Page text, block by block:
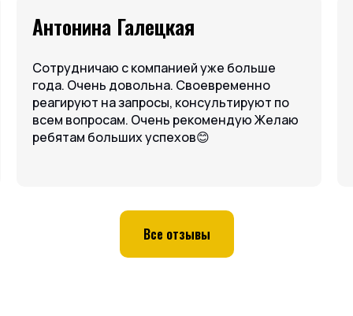
Антонина Галецкая
Сотрудничаю с компанией уже больше
года. Очень довольна. Своевременно
реагируют на запросы, консультируют по
всем вопросам. Очень рекомендую Желаю
ребятам больших успехов😊
Все отзывы